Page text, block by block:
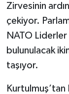
Zirvesinin
çekiyor.
NATO
bulunulacak
taşıyor.